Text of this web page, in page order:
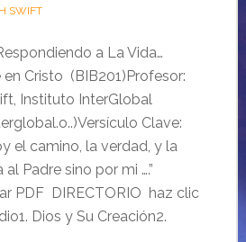
SWIFT
a La Vida…
en Cristo (BIB201)Profesor:
Instituto InterGlobal
Clave:
el camino, la verdad, y la
Padre sino por mi ….”
PDF DIRECTORIO haz clic
Dios y Su Creación2.